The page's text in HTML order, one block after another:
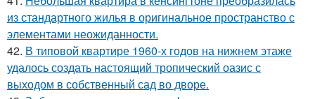
из стандартного жилья в оригинальное пространство с
элементами неожиданности.
42. В типовой квартире 1960-х годов на нижнем этаже
удалось создать настоящий тропический оазис с
выходом в собственный сад во дворе.